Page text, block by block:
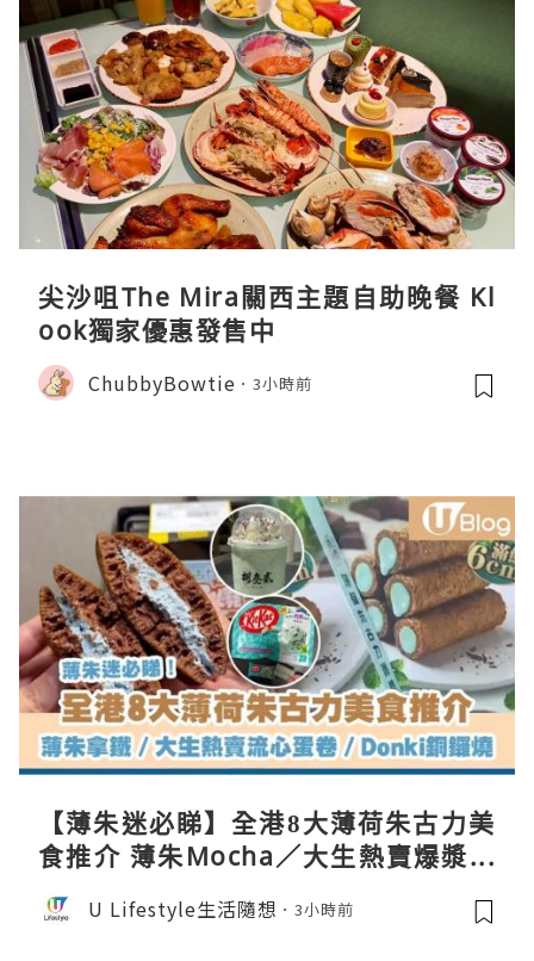
尖沙咀The Mira關西主題自助晚餐 Kl
ook獨家優惠發售中
ChubbyBowtie 3小時前
【薄朱迷必睇】全港8大薄荷朱古力美
食推介 薄朱Mocha／大生熱賣爆漿蛋
卷／Donki銅鑼燒
U Lifestyle生活隨想 3小時前